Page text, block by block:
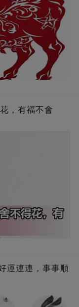
，有福不會
運連連，事事順